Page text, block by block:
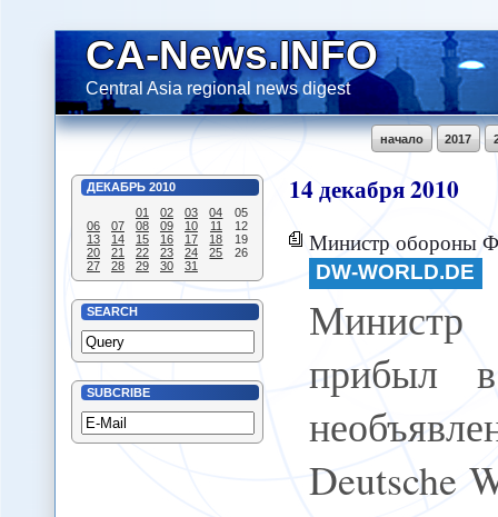
CA-News.INFO
Central Asia regional news digest
2017
начало
ДЕКАБРЬ 2010
01
02 03 04
05
06
07 08 09 10 11
12
13
14 15 16 17 18
19
20
21 22 23 24 25
26
27
28 29 30 31
SEARCH
SUBCRIBE
14декабря2010
Министр обороны ФРГ прибыл в
DW-WORLD.DE
прибыл
Deutsche